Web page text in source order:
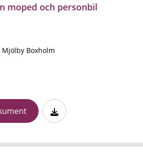
moped och personbil
Boxholm